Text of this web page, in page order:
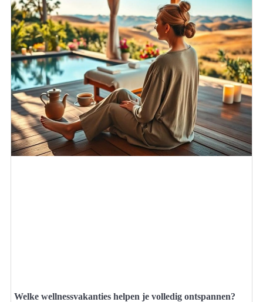
Welke wellnessvakanties helpen je volledig ontspannen?